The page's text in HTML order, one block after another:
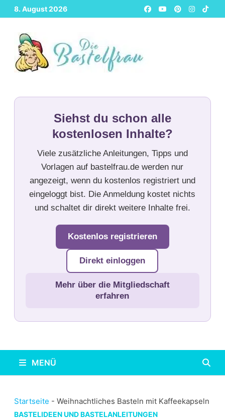
Zurück
zum
Inhalt
8. August 2026
Siehst du schon alle
kostenlosen Inhalte?
Viele zusätzliche Anleitungen, Tipps und
Vorlagen auf bastelfrau.de werden nur
angezeigt, wenn du kostenlos registriert und
eingeloggt bist. Die Anmeldung kostet nichts
und schaltet dir direkt weitere Inhalte frei.
Kostenlos registrieren
Direkt einloggen
Mehr über die Mitgliedschaft
erfahren
MENÜ
Startseite - Weihnachtliches Basteln mit Kaffeekapseln
BASTELIDEEN UND BASTELANLEITUNGEN